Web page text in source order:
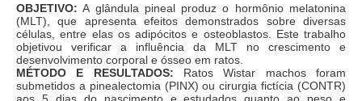
OBJETIVO: A glândula pineal produz o hormônio melatonina
(MLT), que apresenta efeitos demonstrados sobre diversas
células, entre elas os adipócitos e osteoblastos. Este trabalho
objetivou verificar a influência da MLT no crescimento e
desenvolvimento corporal e ósseo em ratos.
MÉTODO E RESULTADOS: Ratos Wistar machos foram
submetidos a pinealectomia (PINX) ou cirurgia fictícia (CONTR)
aos 5 dias do nascimento e estudados quanto ao peso e